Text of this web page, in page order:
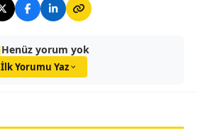
Henüz yorum yok
İlk Yorumu Yaz